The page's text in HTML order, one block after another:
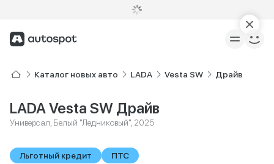
Каталог новых авто LADA Vesta SW Драйв
LADA Vesta SW Драйв
Универсал, Белый "Ледниковый", 2025
Льготный кредит ПТС